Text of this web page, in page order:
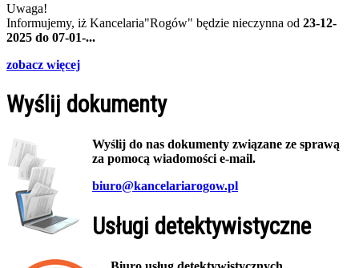
Uwaga!
Informujemy, iż Kancelaria"Rogów" będzie nieczynna od 23-12-
2025 do 07-01-...
zobacz więcej
Wyślij dokumenty
Wyślij do nas dokumenty związane ze sprawą
za pomocą wiadomości e-mail.
biuro@kancelariarogow.pl
Usługi detektywistyczne